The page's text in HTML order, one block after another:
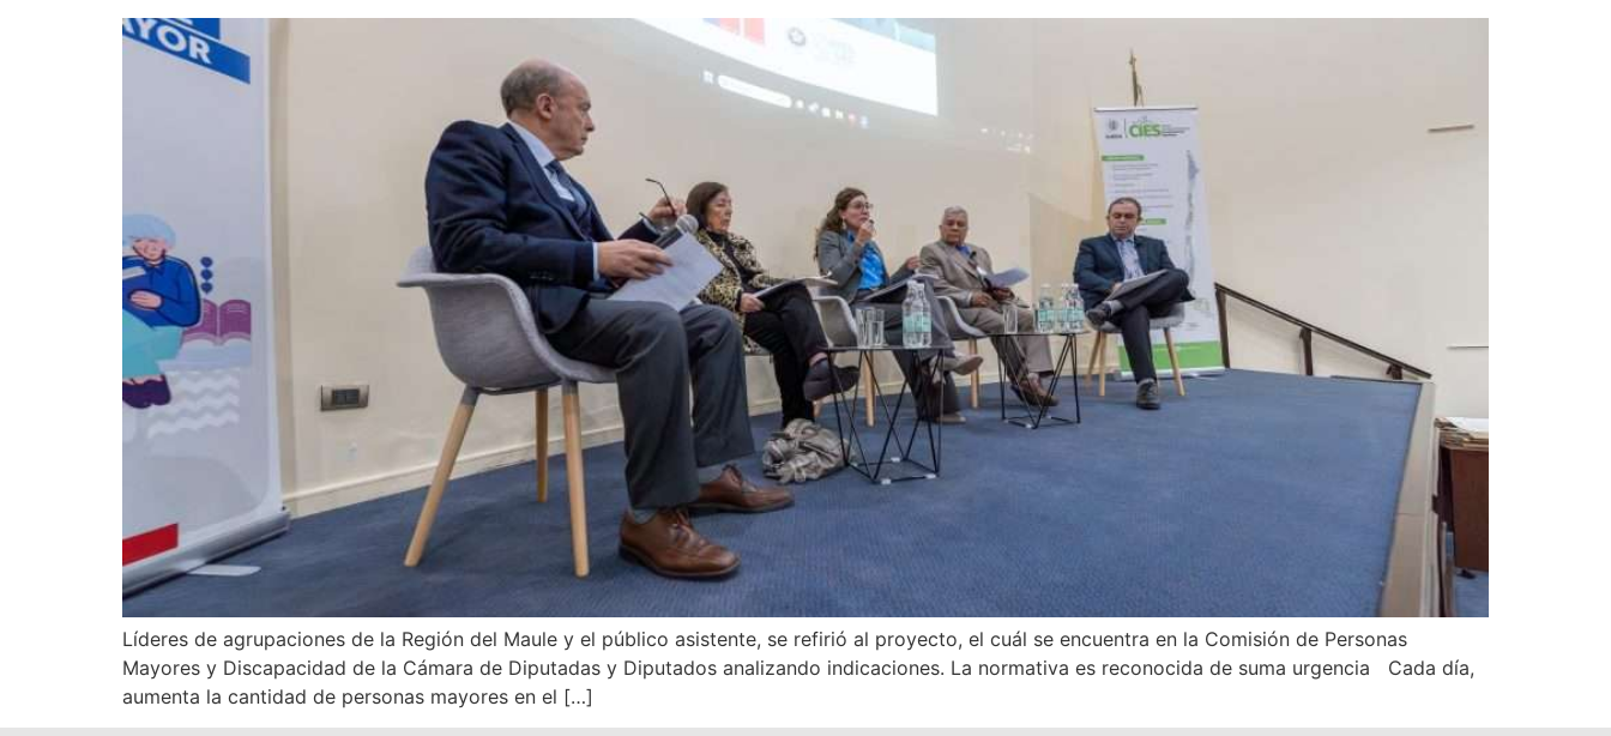
Líderes de agrupaciones de la Región del Maule y el público asistente, se refirió al proyecto, el cuál se encuentra en la Comisión de Personas
Mayores y Discapacidad de la Cámara de Diputadas y Diputados analizando indicaciones. La normativa es reconocida de suma urgencia Cada día,
aumenta la cantidad de personas mayores en el […]